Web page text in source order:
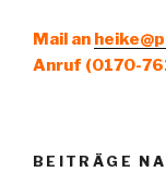
Mail an
Anruf (0170-
BEITRÄGE